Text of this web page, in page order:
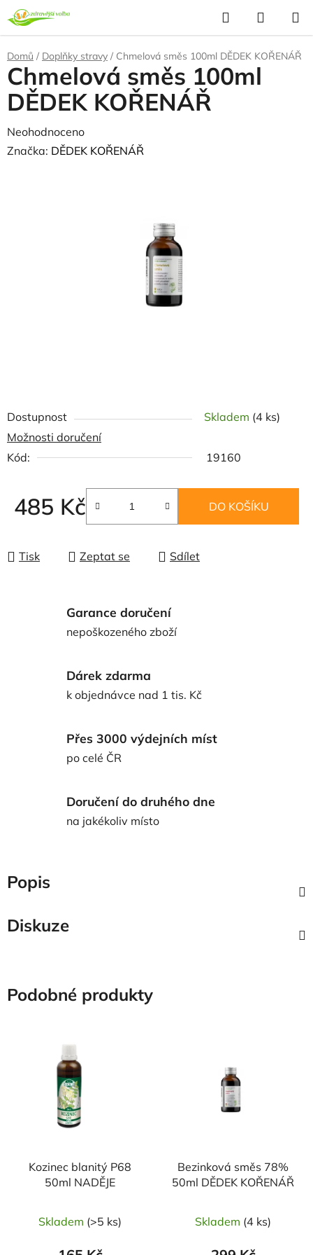
Přejít
na
obsah
Hledat
KOŠÍK
Domů / Doplňky stravy / Chmelová směs 100ml DĚDEK KOŘENÁŘ
Dostupnost Skladem (4 ks)
Možnosti doručení
Kód:
19160
485 Kč DO KOŠÍKU
Tisk Zeptat se Sdílet
Chmelová směs 100ml
DĚDEK KOŘENÁŘ
Průměrné
hodnocení
Neohodnoceno
Značka: DĚDEK KOŘENÁŘ
Garance doručení
nepoškozeného zboží
Dárek zdarma
k objednávce nad 1 tis. Kč
Přes 3000 výdejních míst
po celé ČR
Doručení do druhého dne
na jakékoliv místo
Popis
Diskuze
Podobné produkty
Kozinec blanitý P68
50ml NADĚJE
Skladem (>5 ks)
Bezinková směs 78%
50ml DĚDEK KOŘENÁŘ
Skladem (4 ks)